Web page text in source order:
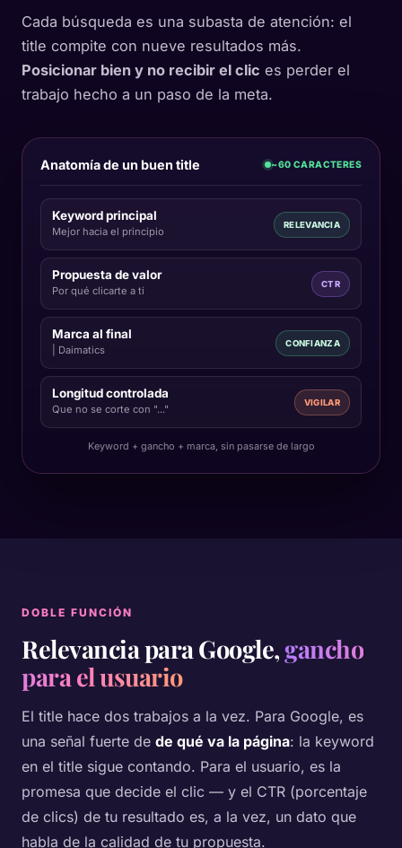
Cada búsqueda es una subasta de atención: el
title compite con nueve resultados más.
Posicionar bien y no recibir el clic es perder el
trabajo hecho a un paso de la meta.
Anatomía de un buen title ~60 CARACTERES
Keyword principal
Mejor hacia el principio
RELEVANCIA
Propuesta de valor
Por qué clicarte a ti
CTR
Marca al final
| Daimatics
CONFIANZA
Longitud controlada
Que no se corte con "..."
VIGILAR
Keyword + gancho + marca, sin pasarse de largo
DOBLE FUNCIÓN
Relevancia para Google,gancho
para el usuario
El title hace dos trabajos a la vez. Para Google, es
una señal fuerte de de qué va la página: la keyword
en el title sigue contando. Para el usuario, es la
promesa que decide el clic — y el CTR (porcentaje
de clics) de tu resultado es, a la vez, un dato que
habla de la calidad de tu propuesta.